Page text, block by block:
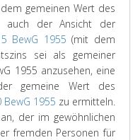
gemeinen Wert des
auch der Ansicht der
BewG 1955 (mit dem
sei als gemeiner
1955 anzusehen, eine
gemeine Wert des
BewG 1955 zu ermitteln.
der im gewöhnlichen
fremden Personen für